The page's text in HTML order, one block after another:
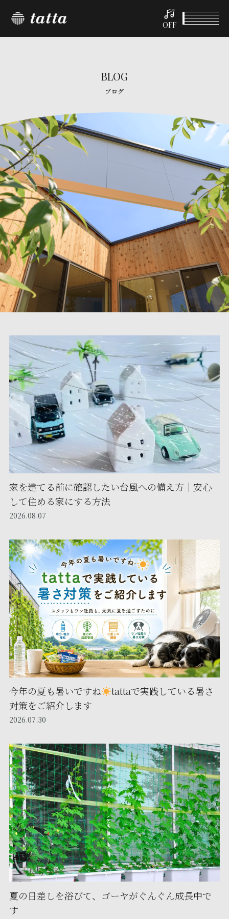
OFF
BLOG
ブログ
家を建てる前に確認したい台風への備え方｜安心
して住める家にする方法
2026.08.07
今年の夏も暑いですね
tattaで実践している暑さ
対策をご紹介します
2026.07.30
夏の日差しを浴びて、ゴーヤがぐんぐん成長中で
す